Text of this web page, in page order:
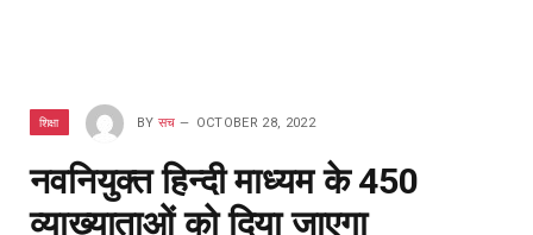
शिक्षा BY सच OCTOBER 28, 2022
नवनियुक्त हिन्दी माध्यम के 450
व्याख्याताओं को दिया जाएगा